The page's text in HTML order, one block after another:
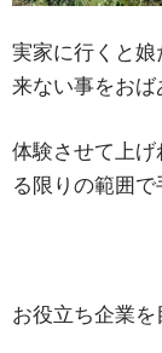
実家に行くと
来ない事をお
体験させて上げ
る限りの範囲で
お役立ち企業